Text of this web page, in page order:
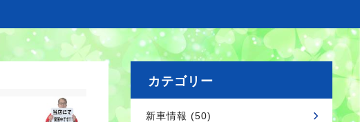
カテゴリー
新車情報 (50)